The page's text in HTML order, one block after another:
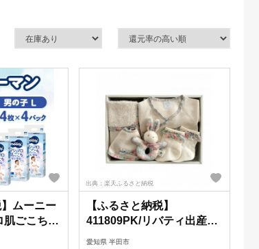
】ムーニー
肌ごこちモ
44枚×4パ
出典：楽天ふるさと納税
【ふるさと納税】
411809PK/リバティ出産準
備ギフト(ピンク)
愛知県 半田市